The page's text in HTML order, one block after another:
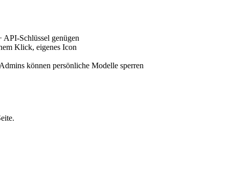
Schlüssel genügen
Klick, eigenes Icon
können persönliche Modelle sperren